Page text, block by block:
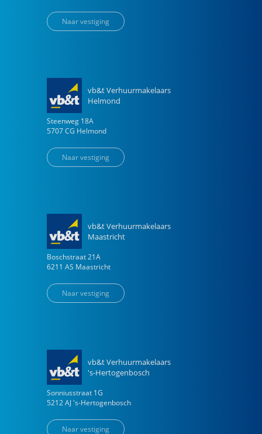
Naar vestiging
vb&t Verhuurmakelaars
Helmond
Steenweg 18A
5707 CG Helmond
Naar vestiging
vb&t Verhuurmakelaars
Maastricht
Boschstraat 21A
6211 AS Maastricht
Naar vestiging
vb&t Verhuurmakelaars
's-Hertogenbosch
Sonniusstraat 1G
5212 AJ 's-Hertogenbosch
Naar vestiging